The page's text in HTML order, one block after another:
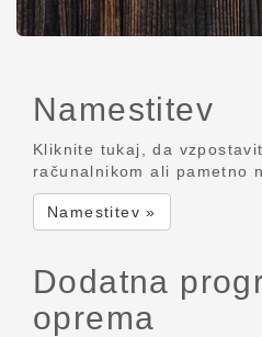
Namestitev
Kliknite tukaj, da
računalnikom ali pametno
Namestitev »
Dodatna
oprema